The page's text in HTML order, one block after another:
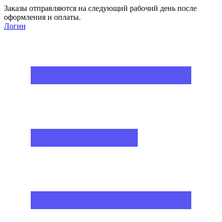
Заказы отправляются на следующий рабочий день после
оформления и оплаты.
Логин